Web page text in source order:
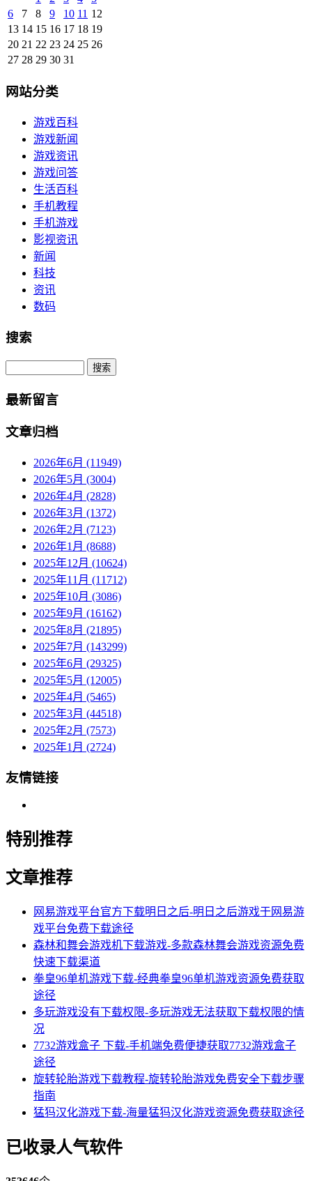
6
7 8 9 10 11 12
13 14 15 16 17 18 19
20 21 22 23 24 25 26
27 28 29 30 31
网站分类
游戏百科
游戏新闻
游戏资讯
游戏问答
生活百科
手机教程
手机游戏
影视资讯
新闻
科技
资讯
数码
搜索
Search
最新留言
文章归档
2026年6月 (11949)
2026年5月 (3004)
2026年4月 (2828)
2026年3月 (1372)
2026年2月 (7123)
2026年1月 (8688)
2025年12月 (10624)
2025年11月 (11712)
2025年10月 (3086)
2025年9月 (16162)
2025年8月 (21895)
2025年7月 (143299)
2025年6月 (29325)
2025年5月 (12005)
2025年4月 (5465)
2025年3月 (44518)
2025年2月 (7573)
2025年1月 (2724)
友情链接
特别推荐
文章推荐
网易游戏平台官方下载明日之后-明日之后游戏于网易游
戏平台免费下载途径
森林和舞会游戏机下载游戏-多款森林舞会游戏资源免费
快速下载渠道
拳皇96单机游戏下载-经典拳皇96单机游戏资源免费获取
途径
多玩游戏没有下载权限-多玩游戏无法获取下载权限的情
况
7732游戏盒子 下载-手机端免费便捷获取7732游戏盒子
途径
旋转轮胎游戏下载教程-旋转轮胎游戏免费安全下载步骤
指南
猛犸汉化游戏下载-海量猛犸汉化游戏资源免费获取途径
已收录人气软件